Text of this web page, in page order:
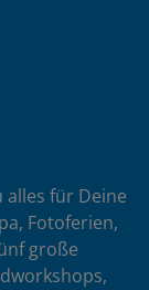
für Deine
Fotoferien,
große